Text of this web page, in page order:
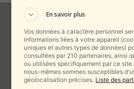
En savoir plus
Vos données à caractère personnel
informations liées à votre appareil
uniques et autres types de données)
consultées par 210 partenaires, ainsi
ou utilisées spécifiquement par ce
nous-mêmes sommes susceptibles
géolocalisation précises. Liste des